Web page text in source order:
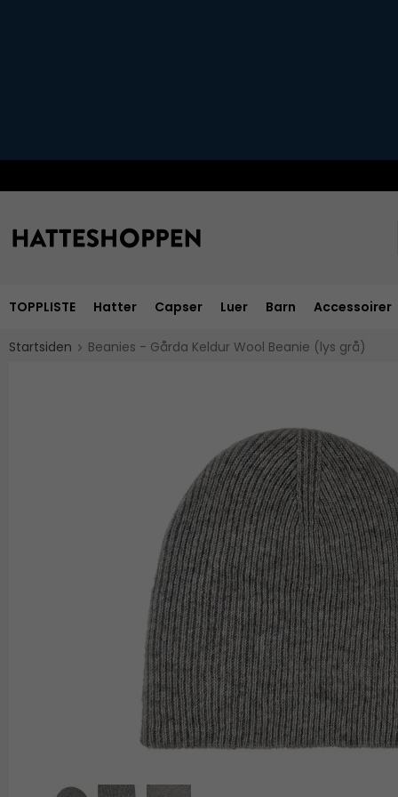
TOPPLISTE Hatter Capser Luer Barn Accessoirer
Startsiden Beanies - Gårda Keldur Wool Beanie (lys grå)